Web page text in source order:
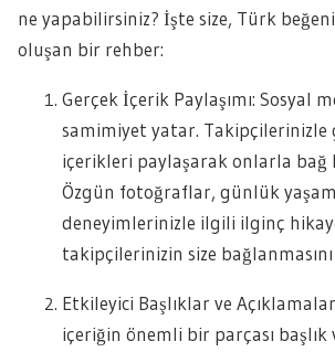
ne yapabilirsiniz? İşte size, Türk
oluşan bir rehber:
Gerçek İçerik Paylaşımı: Sosyal
samimiyet yatar. Takipçilerinizle
içerikleri paylaşarak onlarla bağ
Özgün fotoğraflar, günlük
deneyimlerinizle ilgili ilginç
takipçilerinizin size
Etkileyici Başlıklar ve
içeriğin önemli bir parçası başlık